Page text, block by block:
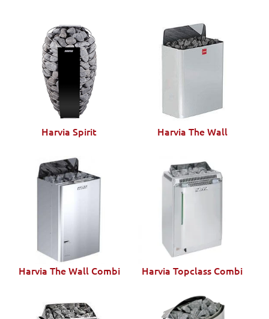
Harvia Spirit Harvia The Wall
Harvia The Wall Combi Harvia Topclass Combi